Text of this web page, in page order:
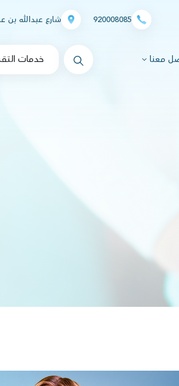
920008085 شارع عبدالله بن
معنا messages.Search
خدمات